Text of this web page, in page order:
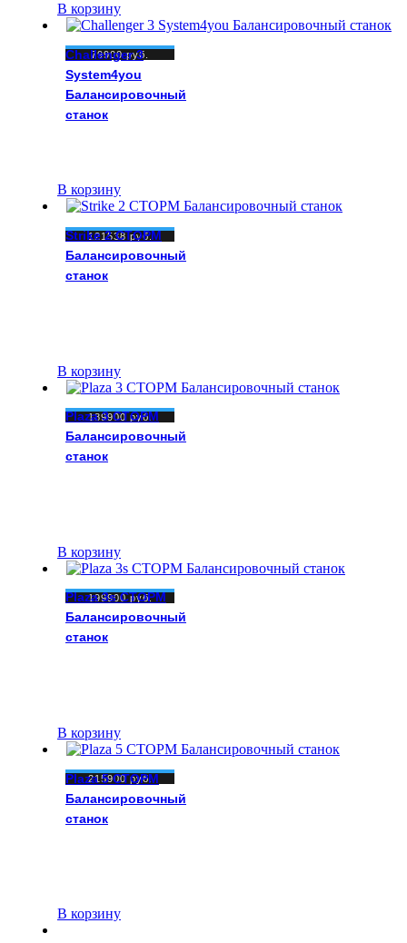
В корзину
Challenger 3
System4you
Балансировочный
станок
79900руб.
В корзину
Strike 2 СТОРМ
Балансировочный
станок
121538руб.
В корзину
Plaza 3 СТОРМ
Балансировочный
станок
189900руб.
В корзину
Plaza 3s СТОРМ
Балансировочный
станок
199900руб.
В корзину
Plaza 5 СТОРМ
Балансировочный
станок
215900руб.
В корзину